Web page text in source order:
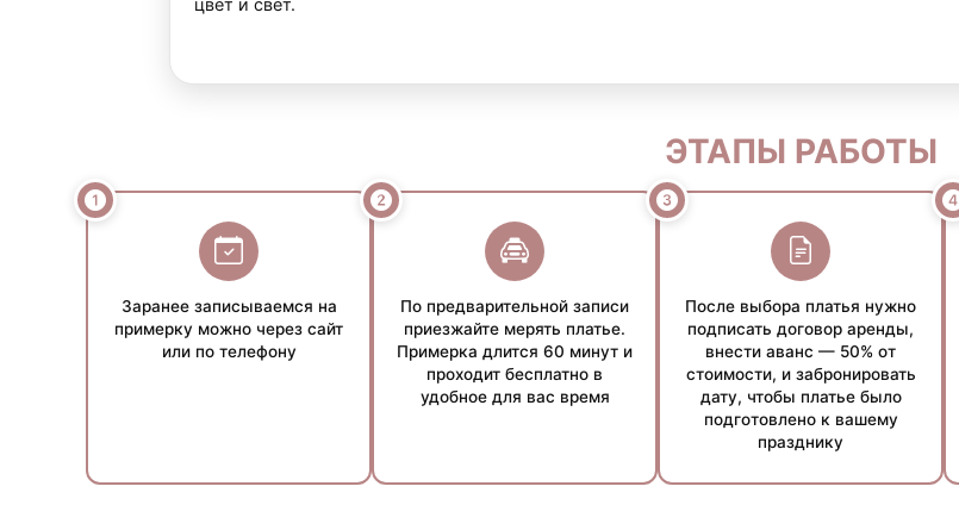
ЭТАПЫ РАБОТЫ
Заранее записываемся на
примерку можно через сайт
или по телефону
По предварительной записи
приезжайте мерять платье.
Примерка длится 60 минут и
проходит бесплатно в
удобное для вас время
После выбора платья нужно
подписать договор аренды,
внести аванс — 50% от
стоимости, и забронировать
дату, чтобы платье было
подготовлено к вашему
празднику
Примечание:Условия рассрочки могут варьироваться в зависимости от суммы аренды и